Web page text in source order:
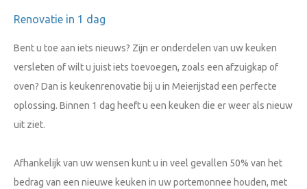
Renovatie in 1 dag
Bent u toe aan iets nieuws? Zijn er onderdelen van uw keuken
versleten of wilt u juist iets toevoegen, zoals een afzuigkap of
oven? Dan is keukenrenovatie bij u in Meierijstad een perfecte
oplossing. Binnen 1 dag heeft u een keuken die er weer als nieuw
uit ziet.
Afhankelijk van uw wensen kunt u in veel gevallen 50% van het
bedrag van een nieuwe keuken in uw portemonnee houden, met